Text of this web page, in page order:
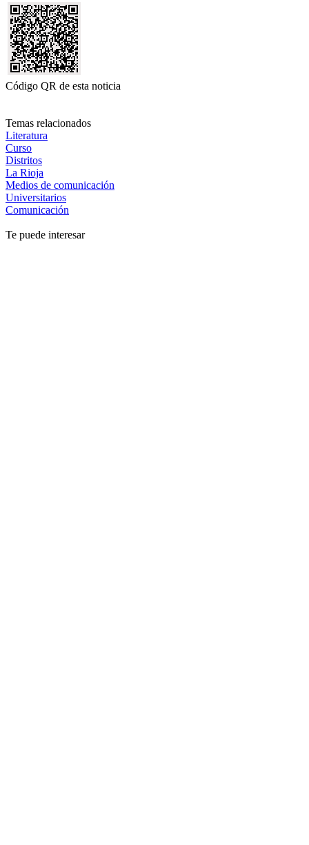
Código QR de esta noticia
Temas relacionados
Literatura
Curso
Distritos
La Rioja
Medios de comunicación
Universitarios
Comunicación
Te puede interesar